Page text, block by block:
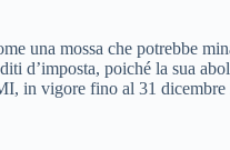
una mossa che potrebbe
d’imposta, poiché la sua
in vigore fino al 31